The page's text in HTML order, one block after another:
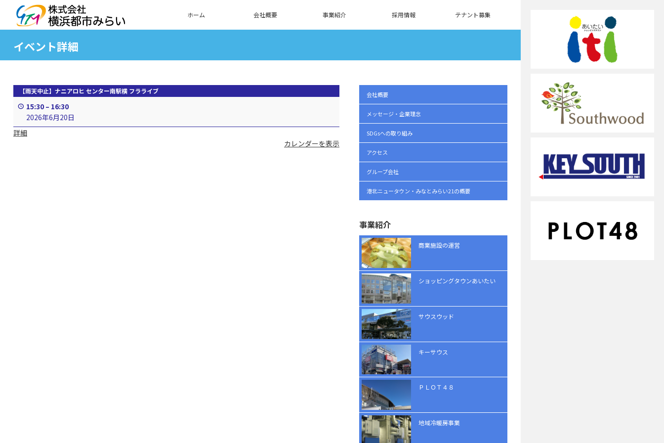
ホーム 会社概要 事業紹介 採用情報 テナント募集
イベント詳細
【雨天中止】ナニアロヒ センター南駅横 フラライブ
15:30 – 16:30
2026年6月20日
詳細
カレンダーを表示
会社概要
メッセージ・企業理念
SDGsへの取り組み
アクセス
グループ会社
港北ニュータウン・みなとみらい21の概要
事業紹介
商業施設の運営
ショッピングタウンあいたい
サウスウッド
キーサウス
ＰＬＯＴ４８
地域冷暖房事業